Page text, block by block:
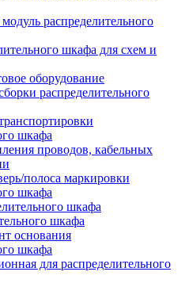
распределительного
шкафа для схем и
оборудование
распределительного
шкафа
проводов, кабельных
полоса маркировки
шкафа
шкафа
шкафа
основания
шкафа
для распределительного